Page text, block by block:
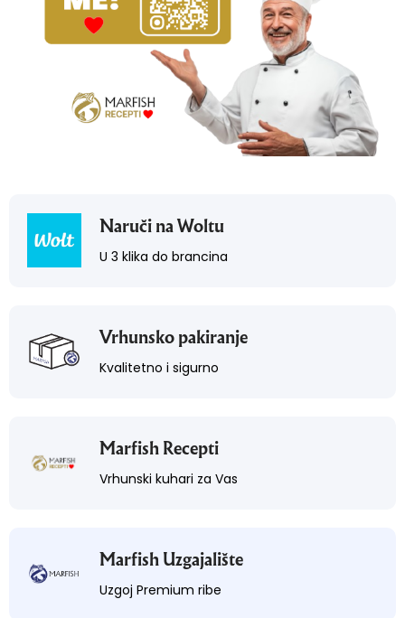
Naruči na Woltu
U 3 klika do brancina
Vrhunsko pakiranje
Kvalitetno i sigurno
Marfish Recepti
Vrhunski kuhari za Vas
Marfish Uzgajalište
Uzgoj Premium ribe